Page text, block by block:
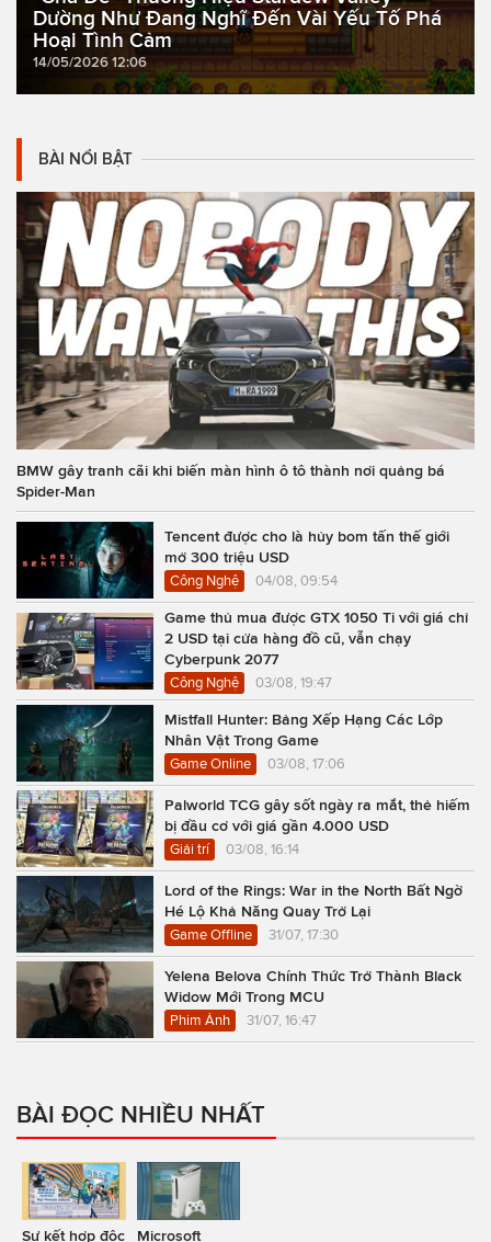
Dường Như Đang Nghĩ Đến Vài Yếu Tố Phá
Hoại Tình Cảm
14/05/2026 12:06
BÀI NỔI BẬT
BMW gây tranh cãi khi biến màn hình ô tô thành nơi quảng bá
Spider-Man
Tencent được cho là hủy bom tấn thế giới
mở 300 triệu USD
Công Nghệ 04/08, 09:54
Game thủ mua được GTX 1050 Ti với giá chỉ
2 USD tại cửa hàng đồ cũ, vẫn chạy
Cyberpunk 2077
Công Nghệ 03/08, 19:47
Mistfall Hunter: Bảng Xếp Hạng Các Lớp
Nhân Vật Trong Game
Game Online 03/08, 17:06
Palworld TCG gây sốt ngày ra mắt, thẻ hiếm
bị đầu cơ với giá gần 4.000 USD
Giải trí 03/08, 16:14
Lord of the Rings: War in the North Bất Ngờ
Hé Lộ Khả Năng Quay Trở Lại
Game Offline 31/07, 17:30
Yelena Belova Chính Thức Trở Thành Black
Widow Mới Trong MCU
Phim Ảnh 31/07, 16:47
BÀI ĐỌC NHIỀU NHẤT
Sự kết hợp độc
Microsoft